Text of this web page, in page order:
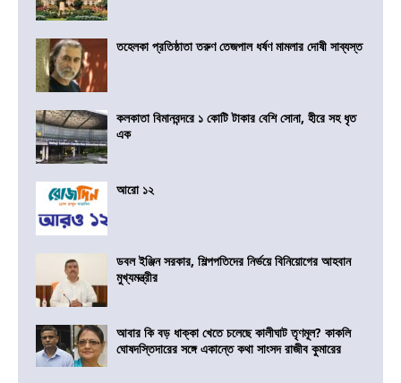
তহেলকা প্রতিষ্ঠাতা তরুণ তেজপাল ধর্ষণ মামলার দোষী সাব্যস্ত
কলকাতা বিমানবন্দরে ১ কোটি টাকার বেশি সোনা, হীরে সহ ধৃত
এক
আরো ১২
ডবল ইঞ্জিন সরকার, শিল্পপতিদের নির্ভয়ে বিনিয়োগের আহবান
মুখ্যমন্ত্রীর
আবার কি বড় ধাক্কা খেতে চলেছে কালীঘাট তৃণমূল? কাকলি
ঘোষদস্তিদারের সঙ্গে একান্তে কথা সাংসদ রাজীব কুমারের